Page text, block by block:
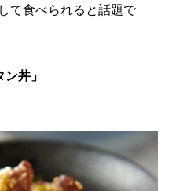
て食べられると話題で
丼」